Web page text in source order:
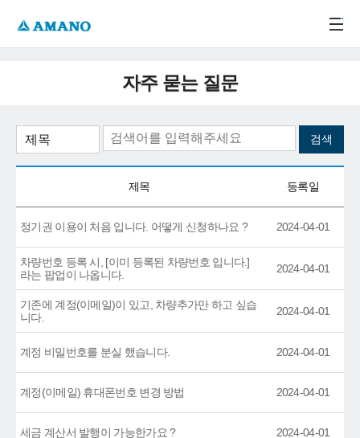
자주 묻는 질문
제목 등록일
정기권 이용이 처음 입니다. 어떻게 신청하나요 ? 2024-04-01
차량번호 등록 시, [이미 등록된 차량번호 입니다.]
라는 팝업이 나옵니다.
2024-04-01
기존에 계정(이메일)이 있고, 차량추가만 하고 싶습
니다.
2024-04-01
계정 비밀번호를 분실 했습니다. 2024-04-01
계정(이메일) 휴대폰번호 변경 방법 2024-04-01
세금 계산서 발행이 가능한가요 ? 2024-04-01